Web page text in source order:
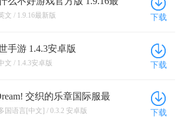
文 / 1.9.16最新版 下载
手游 1.4.3安卓版
文 / 1.4.3安卓版 下载
交织的乐章国际服最
安卓版
国语言[中文] / 0.3.2 安卓版 下载